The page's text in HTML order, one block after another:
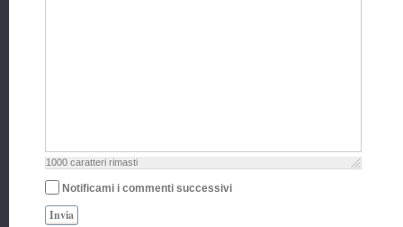
1000 caratteri rimasti
Notificami i commenti successivi
Invia